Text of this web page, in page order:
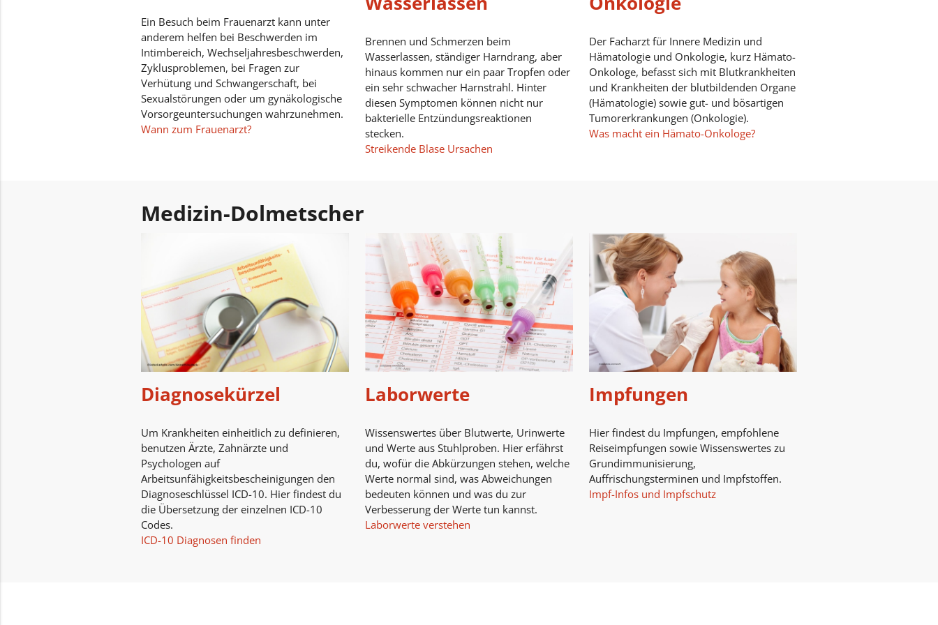
Ein Besuch beim Frauenarzt kann unter
anderem helfen bei Beschwerden im
Intimbereich, Wechseljahresbeschwerden,
Zyklusproblemen, bei Fragen zur
Verhütung und Schwangerschaft, bei
Sexualstörungen oder um gynäkologische
Vorsorgeuntersuchungen wahrzunehmen.
Wann zum Frauenarzt?
Brennen und Schmerzen beim
Wasserlassen, ständiger Harndrang, aber
hinaus kommen nur ein paar Tropfen oder
ein sehr schwacher Harnstrahl. Hinter
diesen Symptomen können nicht nur
bakterielle Entzündungsreaktionen
stecken.
Streikende Blase Ursachen
Der Facharzt für Innere Medizin und
Hämatologie und Onkologie, kurz Hämato-
Onkologe, befasst sich mit Blutkrankheiten
und Krankheiten der blutbildenden Organe
(Hämatologie) sowie gut- und bösartigen
Tumorerkrankungen (Onkologie).
Was macht ein Hämato-Onkologe?
Medizin-Dolmetscher
Diagnosekürzel
Um Krankheiten einheitlich zu definieren,
benutzen Ärzte, Zahnärzte und
Psychologen auf
Arbeitsunfähigkeitsbescheinigungen den
Diagnoseschlüssel ICD-10. Hier findest du
die Übersetzung der einzelnen ICD-10
Codes.
ICD-10 Diagnosen finden
Laborwerte
Wissenswertes über Blutwerte, Urinwerte
und Werte aus Stuhlproben. Hier erfährst
du, wofür die Abkürzungen stehen, welche
Werte normal sind, was Abweichungen
bedeuten können und was du zur
Verbesserung der Werte tun kannst.
Laborwerte verstehen
Impfungen
Hier findest du Impfungen, empfohlene
Reiseimpfungen sowie Wissenswertes zu
Grundimmunisierung,
Auffrischungsterminen und Impfstoffen.
Impf-Infos und Impfschutz